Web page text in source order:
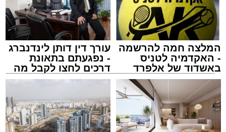
המלצה חמה להרשמה
- האקדמיה לטניס
באשדוד של אלפרד
קריאולנסקי - לילדים
עורך דין דותן לינדנברג
- נפגעתם בתאונת
דרכים לחצו לקבל מה
שמגיע לכם